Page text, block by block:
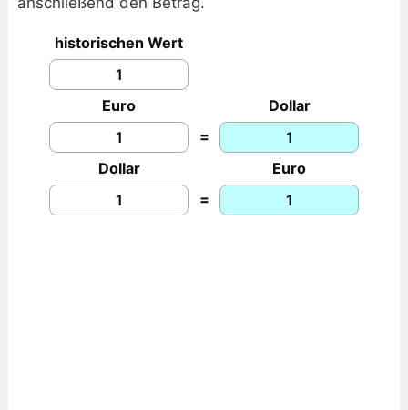
historischen Wert
Euro
Dollar
=
Dollar
Euro
=